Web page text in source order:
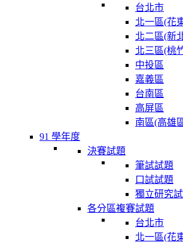
台北市
北一區(花
北二區(新
北三區(桃
中投區
嘉義區
台南區
高屏區
南區(高雄
91 學年度
決賽試題
筆試試題
口試試題
獨立研究
各分區複賽試題
台北市
北一區(花